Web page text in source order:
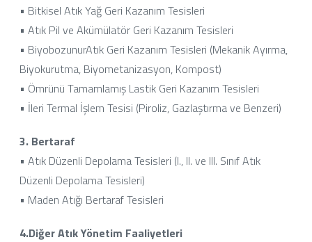
• Bitkisel Atık Yağ Geri Kazanım Tesisleri
• Atık Pil ve Akümülatör Geri Kazanım Tesisleri
• BiyobozunurAtık Geri Kazanım Tesisleri (Mekanik Ayırma,
Biyokurutma, Biyometanizasyon, Kompost)
• Ömrünü Tamamlamış Lastik Geri Kazanım Tesisleri
• İleri Termal İşlem Tesisi (Piroliz, Gazlaştırma ve Benzeri)
3. Bertaraf
• Atık Düzenli Depolama Tesisleri (I., II. ve III. Sınıf Atık
Düzenli Depolama Tesisleri)
• Maden Atığı Bertaraf Tesisleri
4.Diğer Atık Yönetim Faaliyetleri